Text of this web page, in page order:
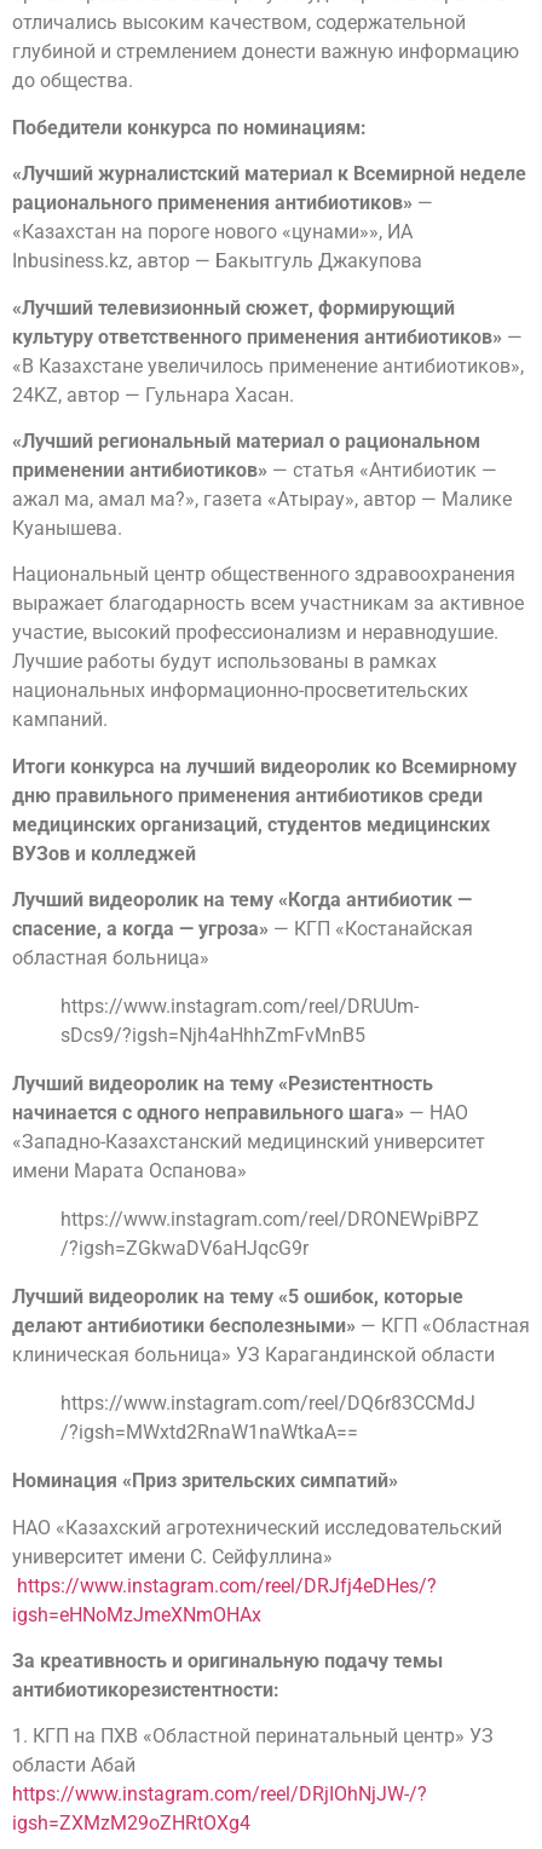
отличались высоким качеством, содержательной
глубиной и стремлением донести важную информацию
до общества.
Победители конкурса по номинациям:
«Лучший журналистский материал к Всемирной неделе
рационального применения антибиотиков» —
«Казахстан на пороге нового «цунами»», ИА
Inbusiness.kz, автор — Бакытгуль Джакупова
«Лучший телевизионный сюжет, формирующий
культуру ответственного применения антибиотиков» —
«В Казахстане увеличилось применение антибиотиков»,
24KZ, автор — Гульнара Хасан.
«Лучший региональный материал о рациональном
применении антибиотиков» — статья «Антибиотик —
ажал ма, амал ма?», газета «Атырау», автор — Малике
Куанышева.
Национальный центр общественного здравоохранения
выражает благодарность всем участникам за активное
участие, высокий профессионализм и неравнодушие.
Лучшие работы будут использованы в рамках
национальных информационно-просветительских
кампаний.
Итоги конкурса на лучший видеоролик ко Всемирному
дню правильного применения антибиотиков среди
медицинских организаций, студентов медицинских
ВУЗов и колледжей
Лучший видеоролик на тему «Когда антибиотик —
спасение, а когда — угроза» — КГП «Костанайская
областная больница»
https://www.instagram.com/reel/DRUUm-
sDcs9/?igsh=Njh4aHhhZmFvMnB5
Лучший видеоролик на тему «Резистентность
начинается с одного неправильного шага» — НАО
«Западно-Казахстанский медицинский университет
имени Марата Оспанова»
https://www.instagram.com/reel/DRONEWpiBPZ
/?igsh=ZGkwaDV6aHJqcG9r
Лучший видеоролик на тему «5 ошибок, которые
делают антибиотики бесполезными» — КГП «Областная
клиническая больница» УЗ Карагандинской области
https://www.instagram.com/reel/DQ6r83CCMdJ
/?igsh=MWxtd2RnaW1naWtkaA==
Номинация «Приз зрительских симпатий»
НАО «Казахский агротехнический исследовательский
университет имени С. Сейфуллина»
https://www.instagram.com/reel/DRJfj4eDHes/?
igsh=eHNoMzJmeXNmOHAx
За креативность и оригинальную подачу темы
антибиотикорезистентности:
1. КГП на ПХВ «Областной перинатальный центр» УЗ
области Абай
https://www.instagram.com/reel/DRjIOhNjJW-/?
igsh=ZXMzM29oZHRtOXg4